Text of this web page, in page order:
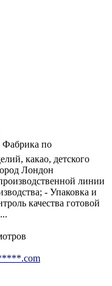
Фабрика по
какао, детского
Лондон
линии
- Упаковка и
качества готовой